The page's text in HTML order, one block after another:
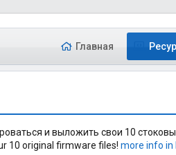
Главная
и выложить свои 10
10 original firmware files! more info in